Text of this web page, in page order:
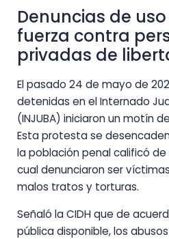
Denuncias de
fuerza contra
privadas de
El pasado 24 de mayo de
detenidas en el Internado
(INJUBA) iniciaron un motín
Esta protesta se
la población penal calificó
cual denunciaron ser
malos tratos y torturas.
Señaló la CIDH que de
pública disponible, los